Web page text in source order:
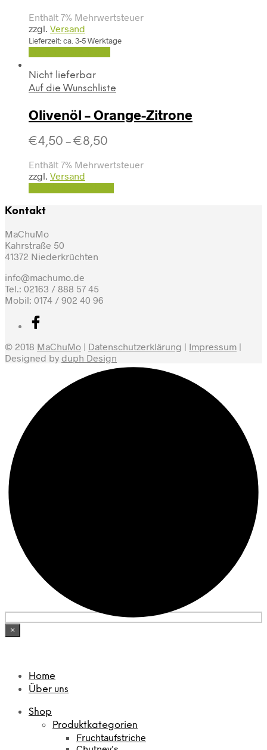
Enthält 7% Mehrwertsteuer
zzgl. Versand
Lieferzeit: ca. 3-5 Werktage
Nicht lieferbar
Auf die Wunschliste
Olivenöl – Orange-Zitrone
€4,50 – €8,50
Enthält 7% Mehrwertsteuer
zzgl. Versand
Kontakt
MaChuMo
Kahrstraße 50
41372 Niederkrüchten
info@machumo.de
Tel.: 02163 / 888 57 45
Mobil: 0174 / 902 40 96
© 2018 MaChuMo | Datenschutzerklärung | Impressum |
Designed by duph Design
×
Home
Über uns
Shop
Produktkategorien
Fruchtaufstriche